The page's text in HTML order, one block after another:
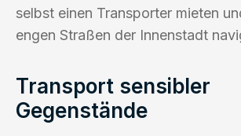
selbst einen Transporter mieten
engen Straßen der Innenstadt
Transport sensibler
Gegenstände